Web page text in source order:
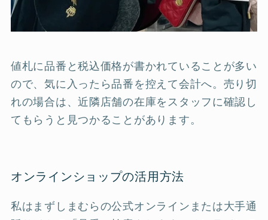
値札に品番と税込価格が書かれていることが多い
ので、気に入ったら品番を控えて会計へ。売り切
れの場合は、近隣店舗の在庫をスタッフに確認し
てもらうと見つかることがあります。
オンラインショップの活用方法
私はまずしまむらの公式オンラインまたは大手通